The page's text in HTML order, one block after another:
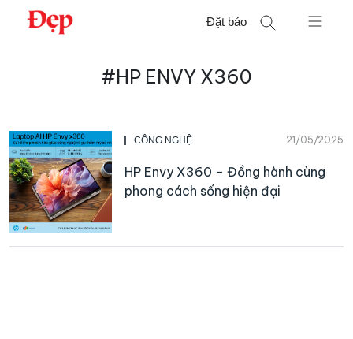
Chuyển
Đặt báo
#HP ENVY X360
CÔNG NGHỆ 21/05/2025
HP Envy X360 – Đồng hành cùng
phong cách sống hiện đại